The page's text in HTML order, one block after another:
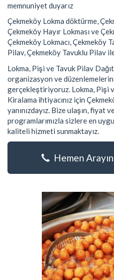
memnuniyet duyarız
Çekmeköy Lokma döktürme,
Çekmeköy Hayır Lokması ve
Çekmeköy Lokmacı, Çekmeköy
Pilav, Çekmeköy Tavuklu Pilav
Lokma, Pişi ve Tavuk Pilav
organizasyon ve
gerçekleştiriyoruz. Lokma, Pişi
Kiralama ihtiyacınız için
yanınızdayız. Bize ulaşın, fiyat
programlarımızla sizlere en
kaliteli hizmeti sunmaktayız.
Hemen